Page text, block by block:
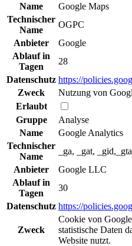
Name
Google Maps
Technischer
Name
OGPC
Anbieter
Google
Ablauf in
Tagen
28
Datenschutz https://
Zweck
Nutzung von
Erlaubt
Gruppe
Analyse
Name
Google Analytics
Technischer
Name
_ga, _gat,
Anbieter
Google LLC
Ablauf in
Tagen
30
Datenschutz https://
Zweck
Cookie von
statistische Daten
Website nutzt.